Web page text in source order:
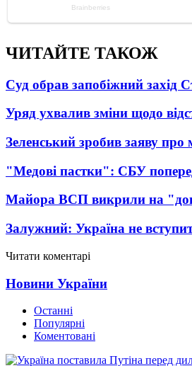
ЧИТАЙТЕ ТАКОЖ
Суд обрав запобіжний захід
Уряд ухвалив зміни щодо
Зеленський зробив заяву про
"Медові пастки": СБУ
Майора ВСП викрили на
Залужний: Україна не
Читати коментарі
Новини України
Останні
Популярні
Коментовані